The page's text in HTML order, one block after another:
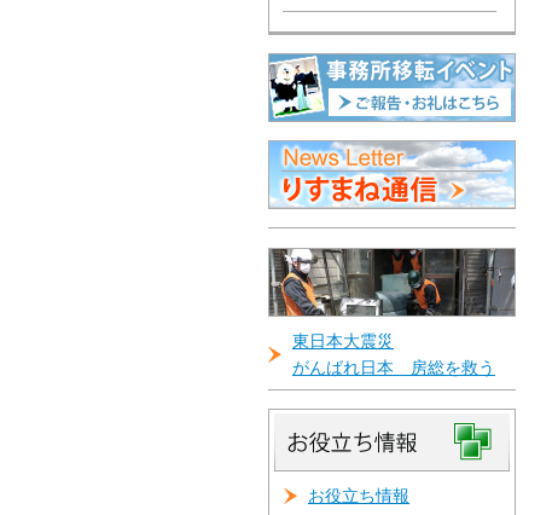
東日本大震災
がんばれ日本 房総を救う
お役立ち情報